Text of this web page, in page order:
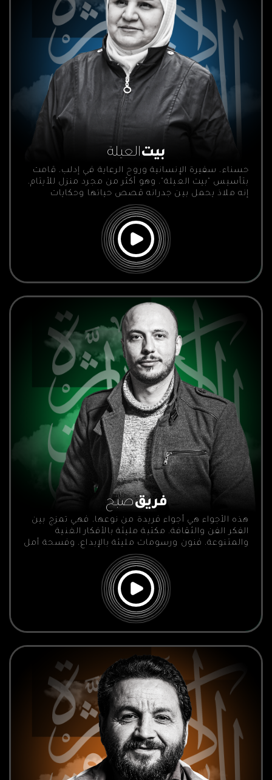
بيتالعيلة
حسناء، سفيرة الإنسانية وروح الرعاية في إدلب، قامت
بتأسيس "بيت العيلة"، وهو أكثر من مجرد منزل للأيتام،
إنه ملاذ يحمل بين جدرانه قصص حياتها وحكايات
الأطفال الذين أصبحوا عائلتها. مع مجموعة من
الأصدقاء، قادت جهودها لإنشاء هذا الدار، والذي أصبح
لها وللأطفال مأوى دافئ ومنزل حقيقي.
فريقصبح
هذه الأجواء هي أجواء فريدة من نوعها، فهي تمزج بين
الفكر الفن والثقافة. مكتبة مليئة بالأفكار الغنية
والمتنوعة، فنون ورسومات مليئة بالإبداع، وفسحة أمل
تتجلى في فن التشكيل والتعبير.انطلقت هذه الفكرة
ببساطة، بدون مركز أو معدات، وكانت مبادرة صادقة
لمجموعة من الشباب الملتزم، يؤمنون بأهمية توفير
مساحة للمواهب، ودعمها، وبناءها.